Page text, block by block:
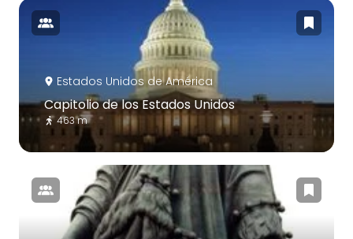
Estados Unidos de América
Capitolio de los Estados Unidos
463 m